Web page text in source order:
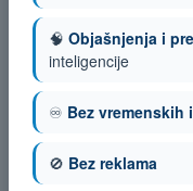
🧠 Objašnjenja i
inteligencije
♾️ Bez
🚫 Bez reklama